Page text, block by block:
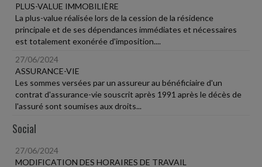
PLUS-VALUE IMMOBILIÈRE
La plus-value réalisée lors de la cession de la résidence
principale et de ses dépendances immédiates et nécessaires
est totalement exonérée d'imposition....
27/06/2024
ASSURANCE-VIE
Les sommes versées par un assureur au bénéficiaire d'un
contrat d'assurance-vie souscrit après 1991 après le décès de
l'assuré sont soumises aux droits...
Social
27/06/2024
MODIFICATION DES HORAIRES DE TRAVAIL